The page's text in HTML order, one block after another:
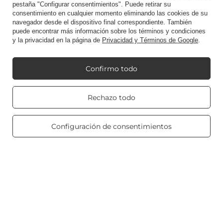
Reglamento
Mi Candle World
Información del producto
Velas perfumadas
pestaña "Configurar consentimientos". Puede retirar su
consentimiento en cualquier momento eliminando las cookies de su
navegador desde el dispositivo final correspondiente. También
puede encontrar más información sobre los términos y condiciones
y la privacidad en la página de Privacidad y Términos de Google.
Rechazo todo
Configuración de consentimientos
Confirmo todo